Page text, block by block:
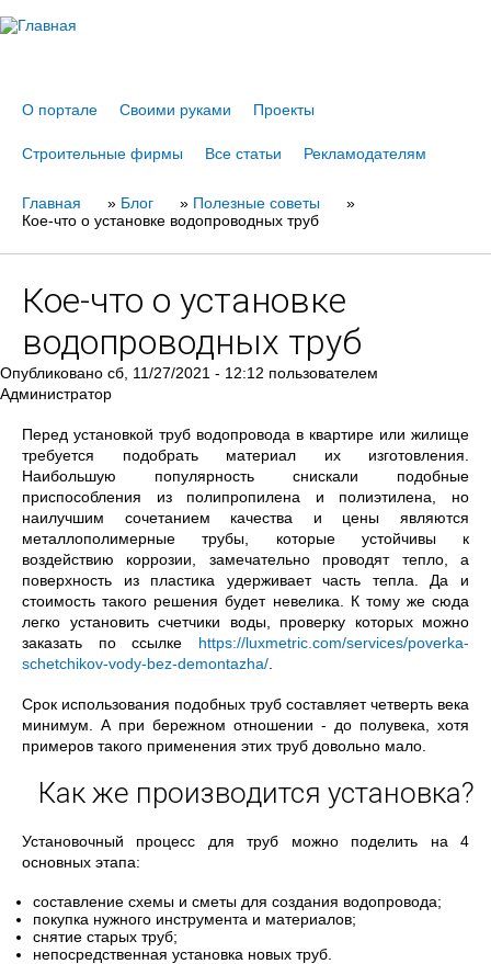
О портале Своими руками Проекты
Строительные фирмы Все статьи Рекламодателям
Вы
Главная » Блог » Полезные советы
»
Кое-что о установке водопроводных труб
Кое-что о установке
водопроводных труб
Опубликовано сб, 11/27/2021 - 12:12 пользователем
Администратор
Перед установкой труб водопровода в квартире или жилище
требуется подобрать материал их изготовления.
Наибольшую популярность снискали подобные
приспособления из полипропилена и полиэтилена, но
наилучшим сочетанием качества и цены являются
металлополимерные трубы, которые устойчивы к
воздействию коррозии, замечательно проводят тепло, а
поверхность из пластика удерживает часть тепла. Да и
стоимость такого решения будет невелика. К тому же сюда
легко установить счетчики воды, проверку которых можно
заказать по ссылке https://luxmetric.com/services/poverka-
schetchikov-vody-bez-demontazha/
Срок использования подобных труб составляет четверть века
минимум. А при бережном отношении - до полувека, хотя
примеров такого применения этих труб довольно мало.
Как же производится установка?
Установочный процесс для труб можно поделить на 4
основных этапа:
составление схемы и сметы для создания водопровода;
покупка нужного инструмента и материалов;
снятие старых труб;
непосредственная установка новых труб.